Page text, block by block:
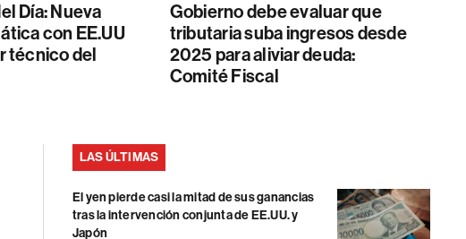
Día: Nueva
con EE.UU
técnico del
Gobierno debe evaluar que
tributaria suba ingresos desde
2025 para aliviar deuda:
Comité Fiscal
LAS ÚLTIMAS
El yen pierde casi la mitad de sus ganancias
tras la intervención conjunta de EE.UU. y
Japón